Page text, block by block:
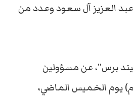
العزيز آل سعود وعدد من
برس”، عن مسؤولين
يوم الخميس الماضي،